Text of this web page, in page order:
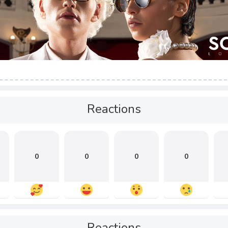
Reactions
0 0 0 0